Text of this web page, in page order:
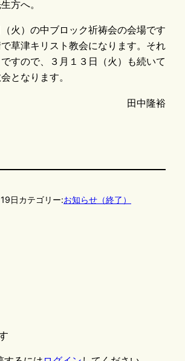
方へ。
火）の中ブロック祈祷会の会場です
草津キリスト教会になります。それ
すので、３月１３日（火）も続いて
となります。
田中隆裕
日カテゴリー:お知らせ（終了）